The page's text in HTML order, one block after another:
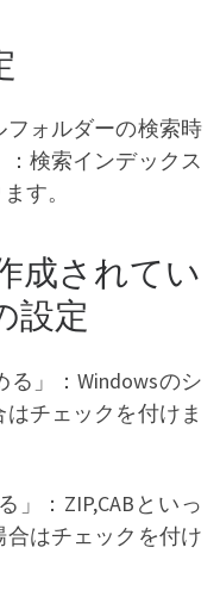
フォルダーの検索時
検索インデックス
す。
成されてい
設定
る」：Windowsのシ
チェックを付けま
」：ZIP,CABといっ
はチェックを付け